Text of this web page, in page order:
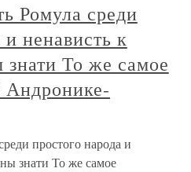
Ромула среди
ненависть к
То же самое
Андронике-
простого народа и
знати То же самое